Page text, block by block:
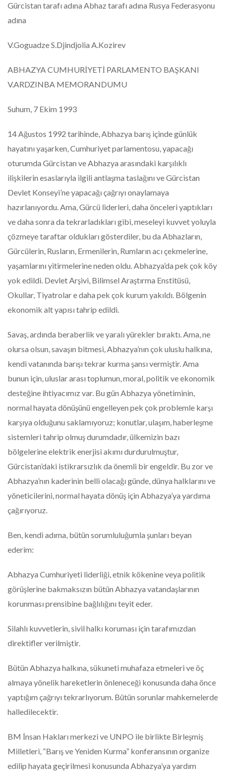
Gürcistan tarafı adına Abhaz tarafı adına Rusya Federasyonu
adına
V.Goguadze S.Djindjolia A.Kozirev
ABHAZYA CUMHURİYETİ PARLAMENTO BAŞKANI
V.ARDZINBA MEMORANDUMU
Suhum, 7 Ekim 1993
14 Ağustos 1992 tarihinde, Abhazya barış içinde günlük
hayatını yaşarken, Cumhuriyet parlamentosu, yapacağı
oturumda Gürcistan ve Abhazya arasındaki karşılıklı
ilişkilerin esaslarıyla ilgili antlaşma taslağını ve Gürcistan
Devlet Konseyi’ne yapacağı çağrıyı onaylamaya
hazırlanıyordu. Ama, Gürcü liderleri, daha önceleri yaptıkları
ve daha sonra da tekrarladıkları gibi, meseleyi kuvvet yoluyla
çözmeye taraftar oldukları gösterdiler, bu da Abhazların,
Gürcülerin, Rusların, Ermenilerin, Rumların acı çekmelerine,
yaşamlarını yitirmelerine neden oldu. Abhazya’da pek çok köy
yok edildi. Devlet Arşivi, Bilimsel Araştırma Enstitüsü,
Okullar, Tiyatrolar e daha pek çok kurum yakıldı. Bölgenin
ekonomik alt yapısı tahrip edildi.
Savaş, ardında beraberlik ve yaralı yürekler bıraktı. Ama, ne
olursa olsun, savaşın bitmesi, Abhazya’nın çok uluslu halkına,
kendi vatanında barışı tekrar kurma şansı vermiştir. Ama
bunun için, uluslar arası toplumun, moral, politik ve ekonomik
desteğine ihtiyacımız var. Bu gün Abhazya yönetiminin,
normal hayata dönüşünü engelleyen pek çok problemle karşı
karşıya olduğunu saklamıyoruz; konutlar, ulaşım, haberleşme
sistemleri tahrip olmuş durumdadır, ülkemizin bazı
bölgelerine elektrik enerjisi akımı durdurulmuştur,
Gürcistan’daki istikrarsızlık da önemli bir engeldir. Bu zor ve
Abhazya’nın kaderinin belli olacağı günde, dünya halklarını ve
yöneticilerini, normal hayata dönüş için Abhazya’ya yardıma
çağırıyoruz.
Ben, kendi adıma, bütün sorumluluğumla şunları beyan
ederim:
Abhazya Cumhuriyeti liderliği, etnik kökenine veya politik
görüşlerine bakmaksızın bütün Abhazya vatandaşlarının
korunması prensibine bağlılığını teyit eder.
Silahlı kuvvetlerin, sivil halkı koruması için tarafımızdan
direktifler verilmiştir.
Bütün Abhazya halkına, sükuneti muhafaza etmeleri ve öç
almaya yönelik hareketlerin önleneceği konusunda daha önce
yaptığım çağrıyı tekrarlıyorum. Bütün sorunlar mahkemelerde
halledilecektir.
BM İnsan Hakları merkezi ve UNPO ile birlikte Birleşmiş
Milletleri, “Barış ve Yeniden Kurma” konferansının organize
edilip hayata geçirilmesi konusunda Abhazya’ya yardım